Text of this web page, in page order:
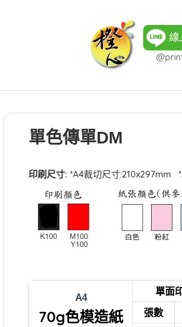
單色傳單DM
印刷尺寸: *A4裁切尺寸:210x297mm
A4
70g色模造紙
單面
張數